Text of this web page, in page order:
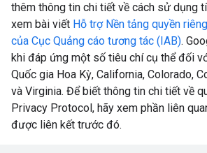
thêm thông tin chi tiết về cách sử dụng
xem bài viết Hỗ trợ Nền tảng quyền
của Cục Quảng cáo tương tác (IAB).
khi đáp ứng một số tiêu chí cụ thể đối
Quốc gia Hoa Kỳ, California, Colorado,
và Virginia. Để biết thông tin chi tiết về
Privacy Protocol, hãy xem phần liên
được liên kết trước đó.